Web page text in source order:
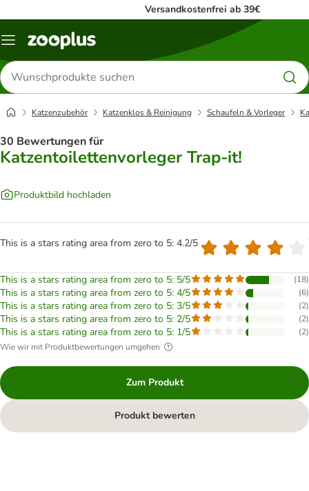
Versandkostenfrei ab 39€
Menü
Produkte
suchen
Katzenzubehör Katzenklos & Reinigung Schaufeln & Vorleger
30 Bewertungen für
Katzentoilettenvorleger Trap-it!
Produktbild hochladen
This is a stars rating area from zero to 5: 4.2/5
This is a stars rating area from zero to 5: 5/5 (18)
This is a stars rating area from zero to 5: 4/5 (6)
This is a stars rating area from zero to 5: 3/5 (2)
This is a stars rating area from zero to 5: 2/5 (2)
This is a stars rating area from zero to 5: 1/5 (2)
Wie wir mit Produktbewertungen umgehen
Zum Produkt
Produkt bewerten